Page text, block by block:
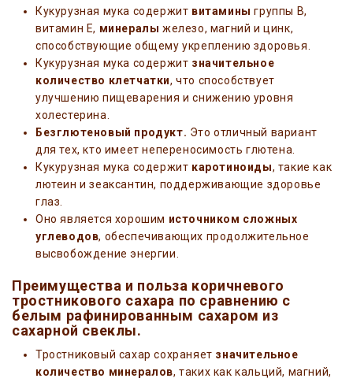
Кукурузная мука содержит витамины группы B,
витамин Е, минералы железо, магний и цинк,
способствующие общему укреплению здоровья.
Кукурузная мука содержит значительное
количество клетчатки, что способствует
улучшению пищеварения и снижению уровня
холестерина.
Безглютеновый продукт. Это отличный вариант
для тех, кто имеет непереносимость глютена.
Кукурузная мука содержит каротиноиды, такие как
лютеин и зеаксантин, поддерживающие здоровье
глаз.
Оно является хорошим источником сложных
углеводов, обеспечивающих продолжительное
высвобождение энергии.
Преимущества и польза коричневого
тростникового сахара по сравнению с
белым рафинированным сахаром из
сахарной свеклы.
Тростниковый сахар сохраняет значительное
количество минералов, таких как кальций, магний,